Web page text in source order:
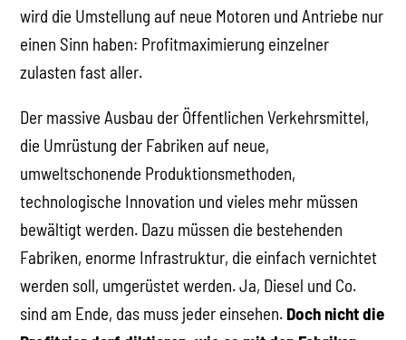
wird die Umstellung auf neue Motoren und Antriebe nur
einen Sinn haben: Profitmaximierung einzelner
zulasten fast aller.
Der massive Ausbau der Öffentlichen Verkehrsmittel,
die Umrüstung der Fabriken auf neue,
umweltschonende Produktionsmethoden,
technologische Innovation und vieles mehr müssen
bewältigt werden. Dazu müssen die bestehenden
Fabriken, enorme Infrastruktur, die einfach vernichtet
werden soll, umgerüstet werden. Ja, Diesel und Co.
sind am Ende, das muss jeder einsehen. Doch nicht die